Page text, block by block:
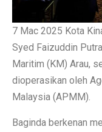
7 Mac 2025 Kota
Syed Faizuddin
Maritim (KM) Arau,
dioperasikan oleh
Malaysia (APMM).
Baginda berkenan